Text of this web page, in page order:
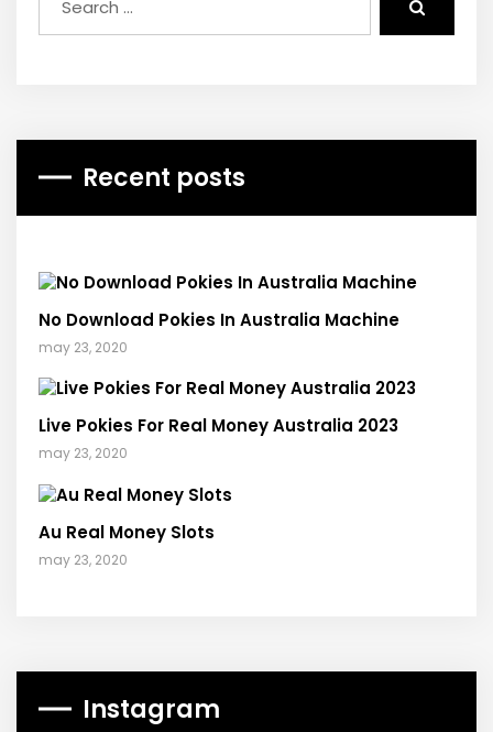
Recent posts
No Download Pokies In Australia Machine
may 23, 2020
Live Pokies For Real Money Australia 2023
may 23, 2020
Au Real Money Slots
may 23, 2020
Instagram